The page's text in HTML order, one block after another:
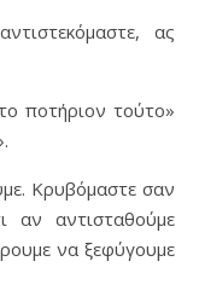
ας
ποτήριον τούτο»
Κρυβόμαστε σαν
αν αντισταθούμε
να ξεφύγουμε